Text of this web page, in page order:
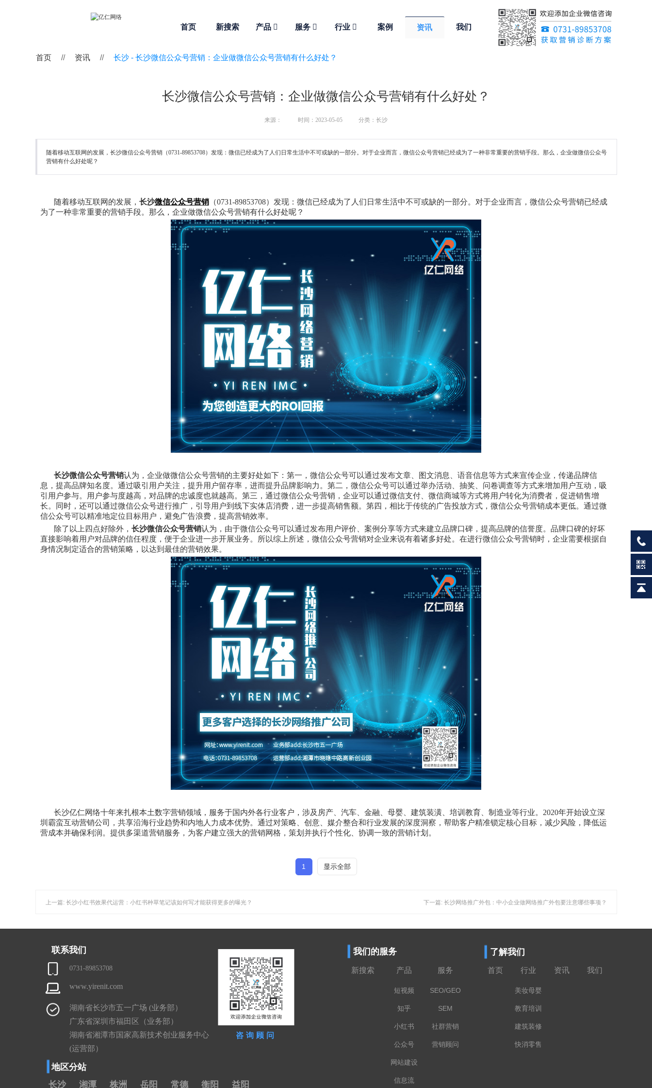
首页 新搜索 产品 服务 行业 案例 资讯 我们
长沙微信公众号营销：企业做微信公众号营销有什么好处？
来源： 时间：2023-05-05 分类：长沙
随着移动互联网的发展，长沙微信公众号营销（0731-89853708）发现：微信已经成为了人们日常生活中不可或缺的一部分。对于企业而言，微信公众号营销已经成为了一种非常重要的营销手段。那么，企业做微信公众号
营销有什么好处呢？
随着移动互联网的发展， 长沙微信公众号营销（0731-89853708）发现：微信已经成为了人们日常生活中不可或缺的一部分。对于企业而言，微信公众号营销已经成
为了一种非常重要的营销手段。那么，企业做微信公众号营销有什么好处呢？
长沙微信公众号营销认为，企业做微信公众号营销的主要好处如下：第一，微信公众号可以通过发布文章、图文消息、语音信息等方式来宣传企业，传递品牌信
息，提高品牌知名度。通过吸引用户关注，提升用户留存率，进而提升品牌影响力。第二，微信公众号可以通过举办活动、抽奖、问卷调查等方式来增加用户互动，吸
引用户参与。用户参与度越高，对品牌的忠诚度也就越高。第三，通过微信公众号营销，企业可以通过微信支付、微信商城等方式将用户转化为消费者，促进销售增
长。同时，还可以通过微信公众号进行推广，引导用户到线下实体店消费，进一步提高销售额。第四，相比于传统的广告投放方式，微信公众号营销成本更低。通过微
信公众号可以精准地定位目标用户，避免广告浪费，提高营销效率。
除了以上四点好除外， 长沙微信公众号营销认为，由于微信公众号可以通过发布用户评价、案例分享等方式来建立品牌口碑，提高品牌的信誉度。品牌口碑的好坏
直接影响着用户对品牌的信任程度，便于企业进一步开展业务。所以综上所述，微信公众号营销对企业来说有着诸多好处。在进行微信公众号营销时，企业需要根据自
身情况制定适合的营销策略，以达到最佳的营销效果。
长沙亿仁网络十年来扎根本土数字营销领域，服务于国内外各行业客户，涉及房产、汽车、金融、母婴、建筑装潢、培训教育、制造业等行业。2020年开始设立深
圳霸蛮互动营销公司，共享沿海行业趋势和内地人力成本优势。通过对策略、创意、媒介整合和行业发展的深度洞察，帮助客户精准锁定核心目标，减少风险，降低运
营成本并确保利润。提供多渠道营销服务，为客户建立强大的营销网格，策划并执行个性化、协调一致的营销计划。
1 显示全部
上一篇: 长沙小红书效果代运营：小红书种草笔记该如何写才能获得更多的曝光？ 下一篇: 长沙网络推广外包：中小企业做网络推广外包要注意哪些事项？
首页 // 资讯 // 长沙 - 长沙微信公众号营销：企业做微信公众号营销有什么好处？
联系我们
新搜索 产品
短视频
知乎
小红书
公众号
网站建设
信息流
服务
SEO/GEO
SEM
社群营销
营销顾问
我们的服务 了解我们
首页 行业
美妆母婴
教育培训
建筑装修
快消零售
资讯 我们
0731-89853708
www.yirenit.com
湖南省长沙市五一广场 (业务部）
广东省深圳市福田区（业务部）
湖南省湘潭市国家高新技术创业服务中心
(运营部）
地区分站
长沙
湘潭 株洲 岳阳 常德 衡阳 益阳
咨询顾问